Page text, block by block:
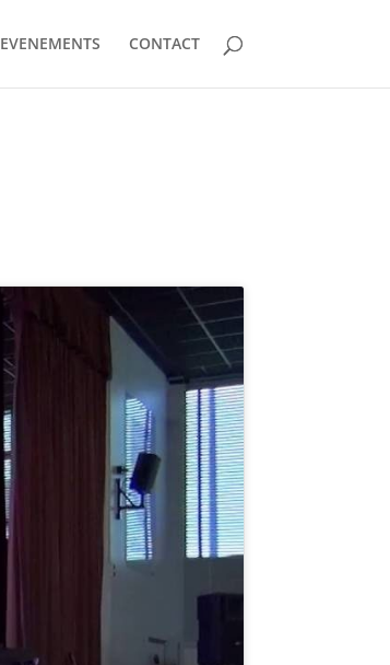
EVENEMENTS CONTACT